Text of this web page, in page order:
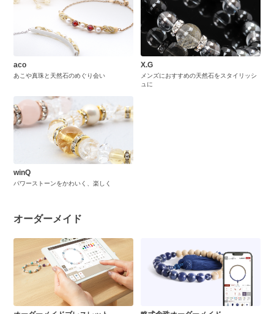
aco
あこや真珠と天然石のめぐり会い
X.G
メンズにおすすめの天然石をスタイリッシ
ュに
winQ
パワーストーンをかわいく、楽しく
オーダーメイド